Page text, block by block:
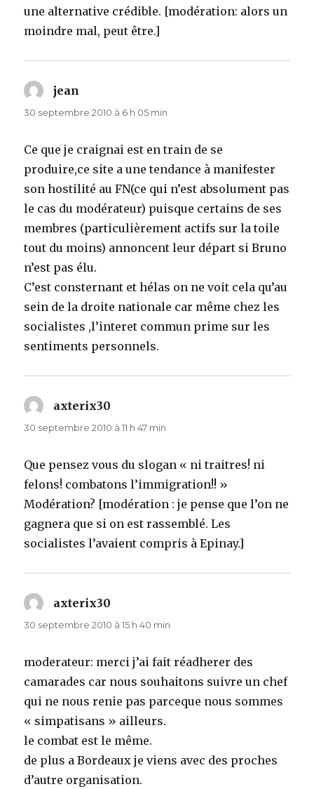
une alternative crédible. [modération: alors un
moindre mal, peut être.]
jean
30 septembre 2010 à 6 h 05 min
Ce que je craignai est en train de se
produire,ce site a une tendance à manifester
son hostilité au FN(ce qui n’est absolument pas
le cas du modérateur) puisque certains de ses
membres (particulièrement actifs sur la toile
tout du moins) annoncent leur départ si Bruno
n’est pas élu.
C’est consternant et hélas on ne voit cela qu’au
sein de la droite nationale car même chez les
socialistes ,l’interet commun prime sur les
sentiments personnels.
axterix30
30 septembre 2010 à 11 h 47 min
Que pensez vous du slogan « ni traitres! ni
felons! combatons l’immigration!! »
Modération? [modération : je pense que l’on ne
gagnera que si on est rassemblé. Les
socialistes l’avaient compris à Epinay.]
axterix30
30 septembre 2010 à 15 h 40 min
moderateur: merci j’ai fait réadherer des
camarades car nous souhaitons suivre un chef
qui ne nous renie pas parceque nous sommes
« simpatisans » ailleurs.
le combat est le même.
de plus a Bordeaux je viens avec des proches
d’autre organisation.